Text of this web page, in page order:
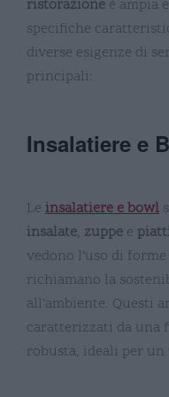
ristorazione è ampia
specifiche
diverse esigenze di
principali:
Insalatiere e
Le insalatiere e bowl
insalate, zuppe e
vedono l’uso di
richiamano la
all’ambiente. Questi
caratterizzati da una
robusta, ideali per